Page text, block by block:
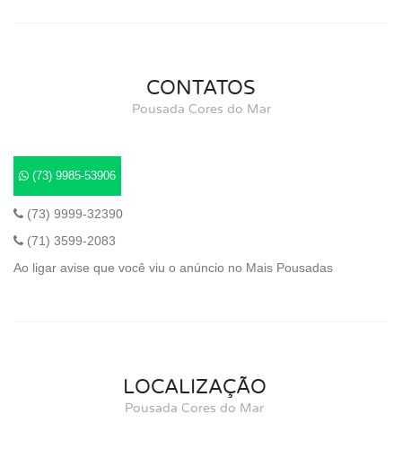
CONTATOS
Pousada Cores do Mar
(73) 9985-53906
(73) 9999-32390
(71) 3599-2083
Ao ligar avise que você viu o anúncio no Mais Pousadas
LOCALIZAÇÃO
Pousada Cores do Mar